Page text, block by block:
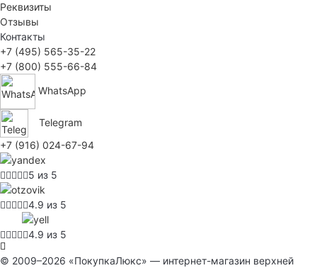
Реквизиты
Отзывы
Контакты
+7 (495) 565-35-22
+7 (800) 555-66-84
WhatsApp
Telegram
+7 (916) 024-67-94
5 из 5
4.9 из 5
4.9 из 5
© 2009–2026 «ПокупкаЛюкс» — интернет-магазин верхней